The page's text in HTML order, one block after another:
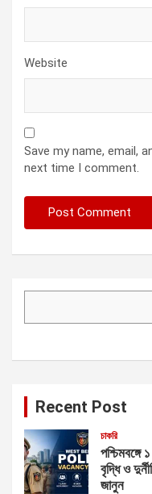
Website
Save my name, email,
next time I comment.
Recent Post
চাকরি
বৃদ্ধি ও
জানুন